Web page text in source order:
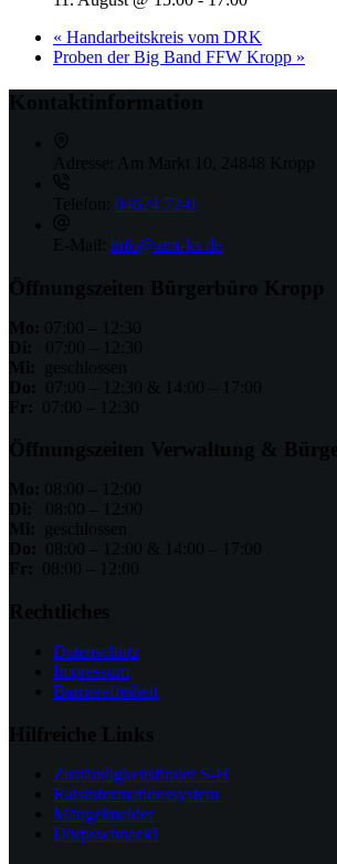
« Handarbeitskreis vom DRK
Proben der Big Band FFW Kropp »
Kontaktinformation
Adresse: Am Markt 10, 24848 Kropp
Telefon: 04624 72-0
E-Mail: info@amt-ks.de
Öffnungszeiten Bürgerbüro Kropp
Mo: 07:00 – 12:30
Di:
07:00 – 12:30
Mi:
geschlossen
Do:
07:00 – 12:30 & 14:00 – 17:00
Fr:
07:00 – 12:30
Öffnungszeiten Verwaltung &
Mo: 08:00 – 12:00
Di:
08:00 – 12:00
Mi:
geschlossen
Do:
08:00 – 12:00 & 14:00 – 17:00
Fr:
08:00 – 12:00
Rechtliches
Datenschutz
Impressum
Barrierefreiheit
Hilfreiche Links
Zuständigkeitsfinder S-H
Ratsinformationssystem
Mängelmelder
Dörpsschnack!